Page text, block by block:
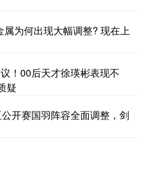
为何出现大幅调整? 现在上
！00后天才徐瑛彬表现不
疑
开赛国羽阵容全面调整，剑